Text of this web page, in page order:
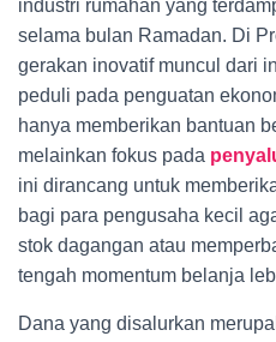
industri rumahan yang
selama bulan Ramadan. Di
gerakan inovatif muncul dari
peduli pada penguatan
hanya memberikan bantuan
melainkan fokus pada
ini dirancang untuk
bagi para pengusaha kecil
stok dagangan atau
tengah momentum belanja
Dana yang disalurkan